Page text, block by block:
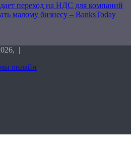
переход на НДС для компаний
малому бизнесу – BanksToday
|
онлайн